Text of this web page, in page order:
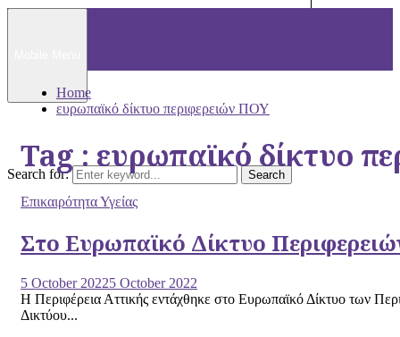
Search for: Search
Home
ευρωπαϊκό δίκτυο περιφερειών ΠΟΥ
Tag : ευρωπαϊκό δίκτυο
Επικαιρότητα Υγείας
Στο Ευρωπαϊκό Δίκτυο
5 October 20225 October 2022
Η Περιφέρεια Αττικής εντάχθηκε στο Ευρωπαϊκό Δίκτυο των
Δικτύου...